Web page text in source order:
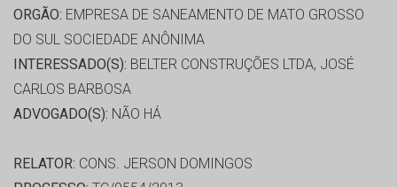
ORGÃO: EMPRESA DE SANEAMENTO DE MATO GROSSO
DO SUL SOCIEDADE ANÔNIMA
INTERESSADO(S): BELTER CONSTRUÇÕES LTDA, JOSÉ
CARLOS BARBOSA
ADVOGADO(S): NÃO HÁ
RELATOR: CONS. JERSON DOMINGOS